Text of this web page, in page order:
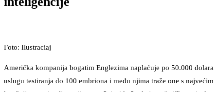
Foto: Ilustraciaj
Američka kompanija bogatim Englezima naplaćuje po 50.000 dolara
uslugu testiranja do 100 embriona i među njima traže one s najvećim